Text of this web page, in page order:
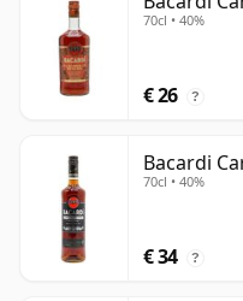
70cl • 40%
€ 26 ?
Bacardi
70cl • 40%
€ 34 ?